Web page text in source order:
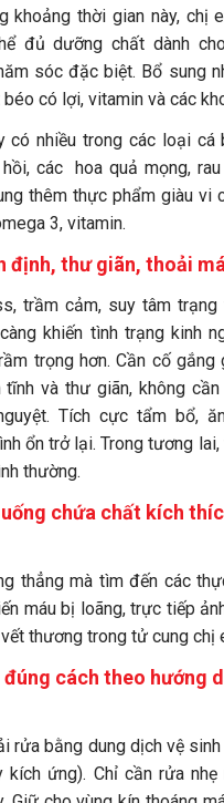
khoảng thời gian này, chị
đủ dưỡng chất dành
sóc đặc biệt. Bổ sung
có lợi, vitamin và các
có nhiều trong các loại cá
các hoa quả mọng,
thêm thực phẩm giàu vi
3, vitamin.
định, thư giãn, thoải
trầm cảm, suy tâm
khiến tình trạng kinh
trọng hơn. Cần cố gắng
và thư giãn, không
Tích cực tẩm bổ,
ổn trở lại. Trong tương lai,
thường.
chứa chất kích
thẳng mà tìm đến các
máu bị loãng, trực tiếp
thương trong tử cung chị
cách theo hướng
rửa bằng dung dịch vệ
kích ứng). Chỉ cần rửa nhẹ